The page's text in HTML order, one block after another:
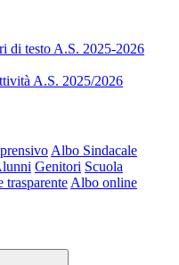
testo A.S. 2025-2026
A.S. 2025/2026
Albo Sindacale
Genitori Scuola
trasparente Albo online